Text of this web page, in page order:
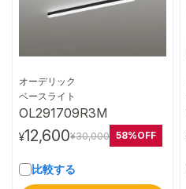
オーデリック
ベースライト
OL291709R3M
¥12,600¥30,000 58%OFF
比較する